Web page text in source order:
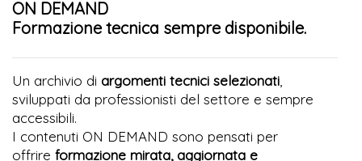
ON DEMAND
Formazione tecnica sempre disponibile.
Un archivio di argomenti tecnici selezionati
sviluppati da professionisti del settore e sempre
accessibili.
I contenuti ON DEMAND sono pensati per
offrire formazione mirata, aggiornata e